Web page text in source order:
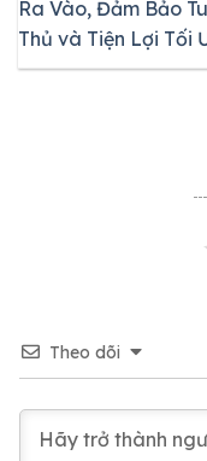
Ra Vào, Đảm Bảo
Thủ và Tiện Lợi Tối
Theo dõi